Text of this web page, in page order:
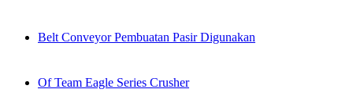
Belt Conveyor Pembuatan Pasir Digunakan
Of Team Eagle Series Crusher